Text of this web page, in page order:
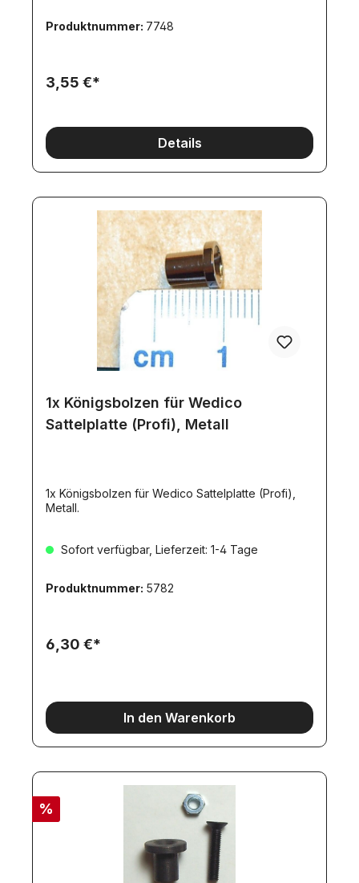
Produktnummer: 7748
3,55 €*
Details
1x Königsbolzen für Wedico
Sattelplatte (Profi), Metall
1x Königsbolzen für Wedico Sattelplatte (Profi),
Metall.
Sofort verfügbar, Lieferzeit: 1-4 Tage
Produktnummer: 5782
6,30 €*
In den Warenkorb
%